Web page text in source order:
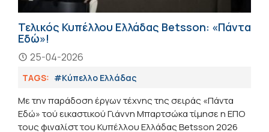
Τελικός Κυπέλλου Ελλάδας Betsson: «Πάντα
Εδώ»!
25-04-2026
TAGS: #Κύπελλο Ελλάδας
Με την παράδοση έργων τέχνης της σειράς «Πάντα
Εδώ» τού εικαστικού Γιάννη Μπαρτσώκα τίμησε η ΕΠΟ
τους φιναλίστ του Κυπέλλου Ελλάδας Betsson 2026